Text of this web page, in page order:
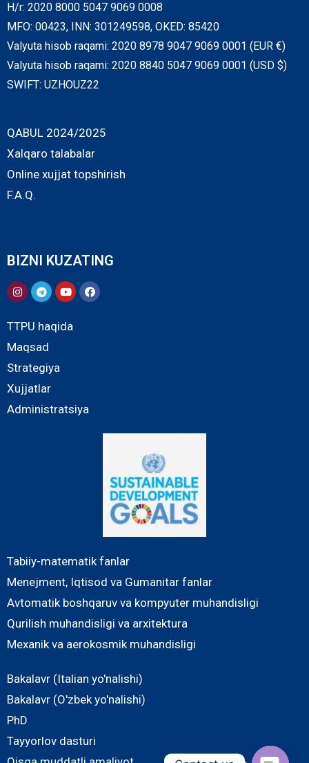
H/r: 2020 8000 5047 9069 0008
MFO: 00423, INN: 301249598, OKED: 85420
Valyuta hisob raqami: 2020 8978 9047 9069 0001 (EUR €)
Valyuta hisob raqami: 2020 8840 5047 9069 0001 (USD $)
SWIFT: UZHOUZ22
QABUL 2024/2025
Xalqaro talabalar
Online xujjat topshirish
F.A.Q.
BIZNI KUZATING
TTPU haqida
Maqsad
Strategiya
Xujjatlar
Administratsiya
Tabiiy-matematik fanlar
Menejment, Iqtisod va Gumanitar fanlar
Avtomatik boshqaruv va kompyuter muhandisligi
Qurilish muhandisligi va arxitektura
Mexanik va aerokosmik muhandisligi
Bakalavr (Italian yo'nalishi)
Bakalavr (O'zbek yo'nalishi)
PhD
Tayyorlov dasturi